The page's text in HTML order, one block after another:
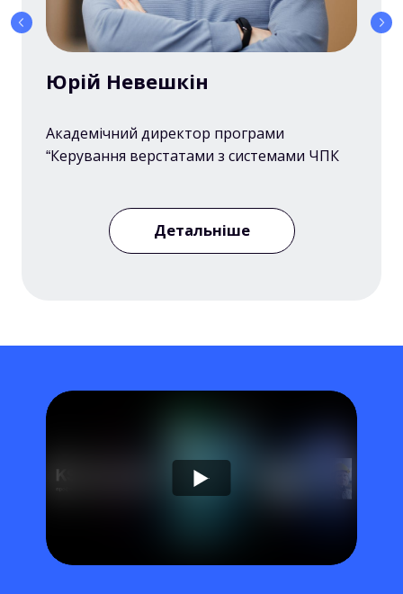
Юрій Невешкін
Академічний директор програми
“Керування верстатами з системами ЧПК
Детальніше